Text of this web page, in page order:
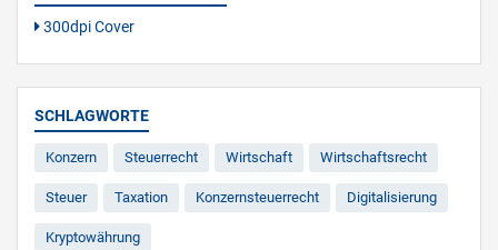
300dpi Cover
SCHLAGWORTE
Konzern Steuerrecht Wirtschaft Wirtschaftsrecht
Steuer Taxation Konzernsteuerrecht Digitalisierung
Kryptowährung